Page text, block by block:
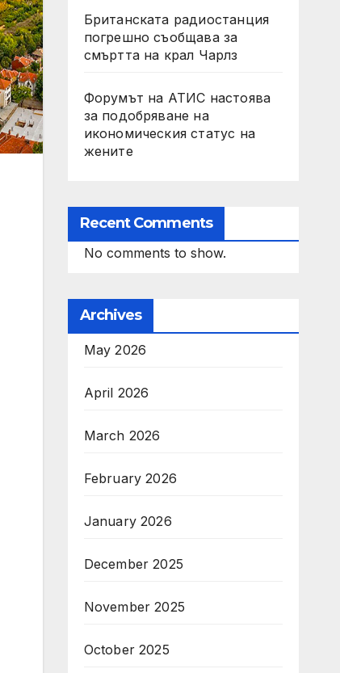
Британската радиостанция
погрешно съобщава за
смъртта на крал Чарлз
Форумът на АТИС настоява
за подобряване на
икономическия статус на
жените
Recent Comments
No comments to show.
Archives
May 2026
April 2026
March 2026
February 2026
January 2026
December 2025
November 2025
October 2025